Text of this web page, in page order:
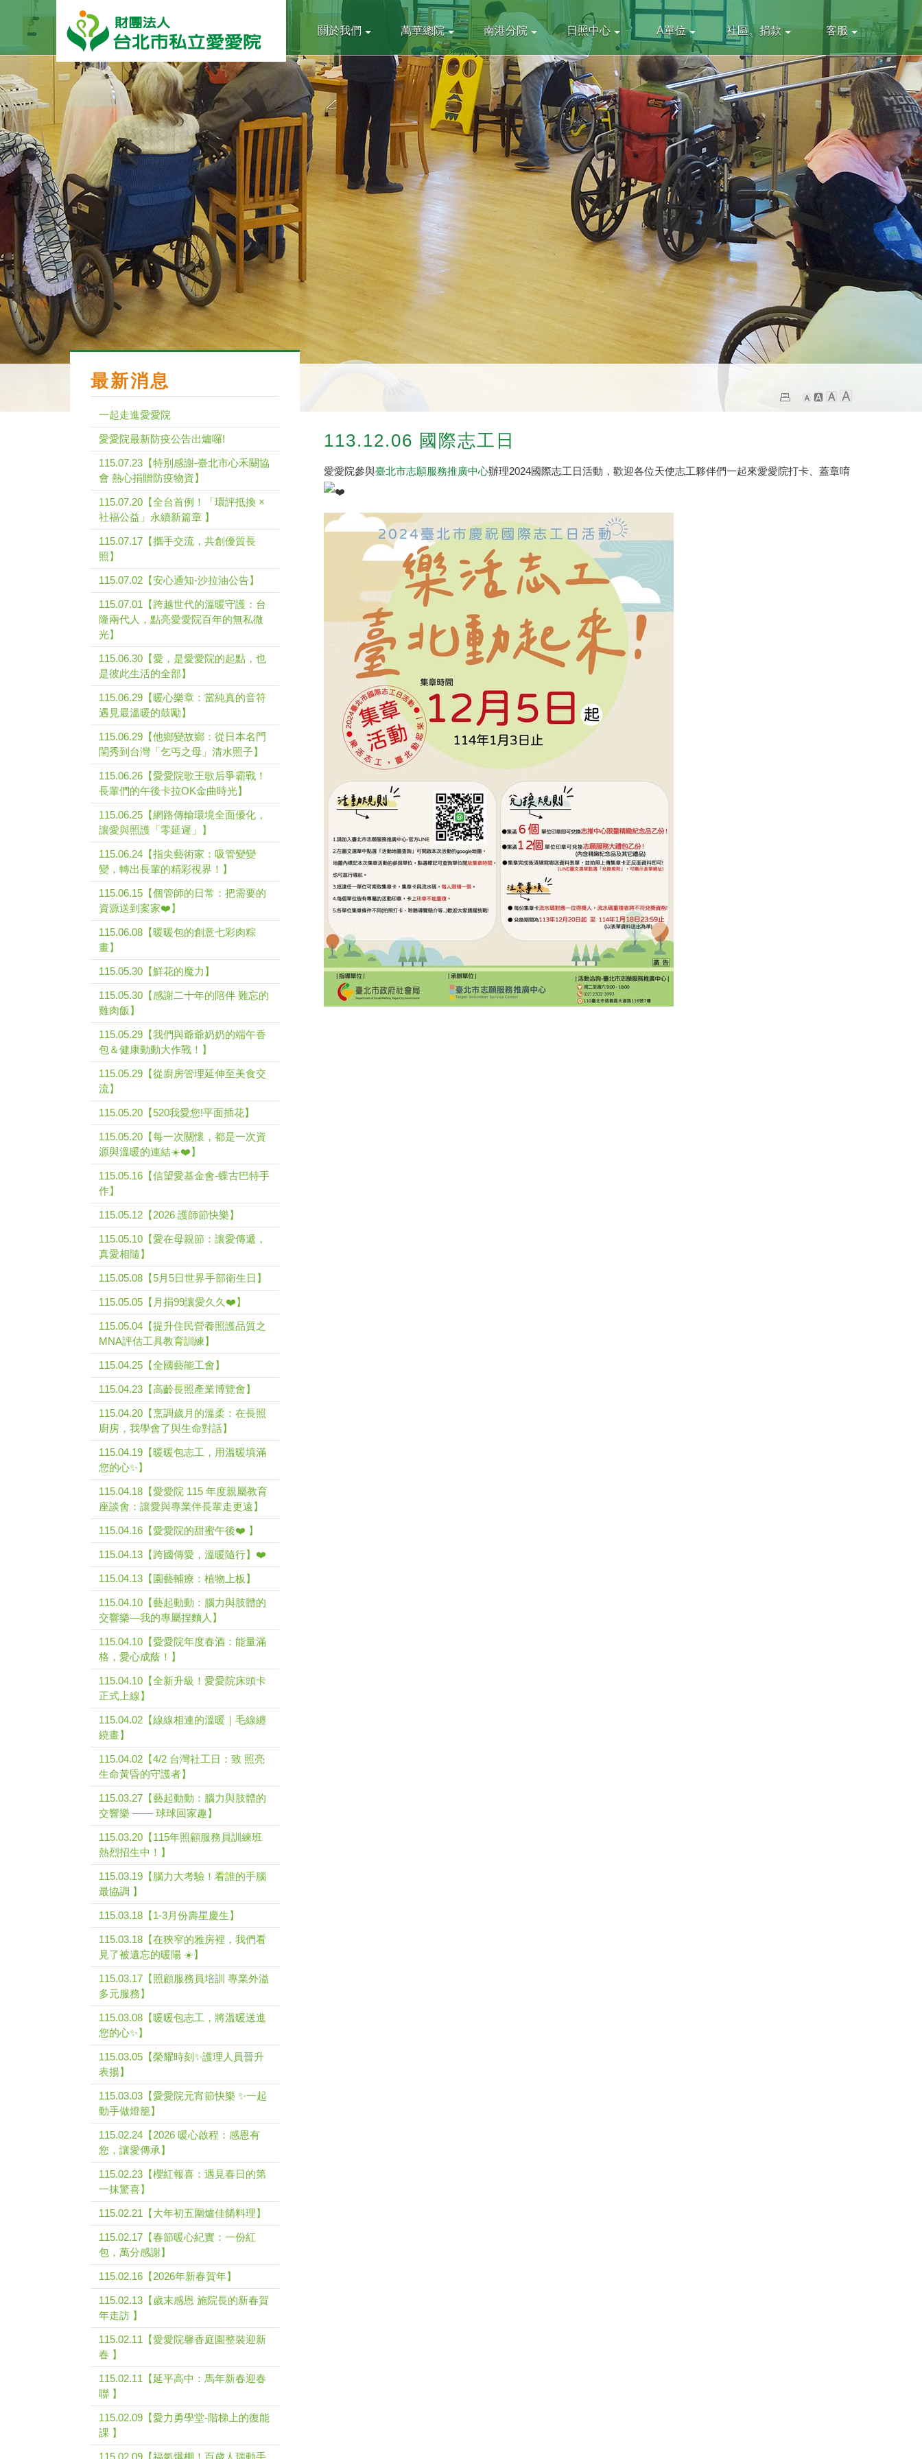
關於我們 萬華總院 南港分院 日照中心 A單位 社區。捐款 客服
113.12.06 國際志工日
愛愛院參與臺北市志願服務推廣中心辦理2024國際志工日活動，歡迎各位天使志工夥伴們一起來愛愛院打卡、蓋章唷
最新消息
一起走進愛愛院
愛愛院最新防疫公告出爐囉!
115.07.23【特別感謝-臺北市心禾關協
會 熱心捐贈防疫物資】
115.07.20【全台首例！「環評抵換 ×
社福公益」永續新篇章 】
115.07.17【攜手交流，共創優質長
照】
115.07.02【安心通知-沙拉油公告】
115.07.01【跨越世代的溫暖守護：台
隆兩代人，點亮愛愛院百年的無私微
光】
115.06.30【愛，是愛愛院的起點，也
是彼此生活的全部】
115.06.29【暖心樂章：當純真的音符
遇見最溫暖的鼓勵】
115.06.29【他鄉變故鄉：從日本名門
閨秀到台灣「乞丐之母」清水照子】
115.06.26【愛愛院歌王歌后爭霸戰！
長輩們的午後卡拉OK金曲時光】
115.06.25【網路傳輸環境全面優化，
讓愛與照護「零延遲」】
115.06.24【指尖藝術家：吸管變變
變，轉出長輩的精彩視界！】
115.06.15【個管師的日常：把需要的
資源送到案家❤️】
115.06.08【暖暖包的創意七彩肉粽
畫】
115.05.30【鮮花的魔力】
115.05.30【感謝二十年的陪伴 難忘的
雞肉飯】
115.05.29【我們與爺爺奶奶的端午香
包＆健康動動大作戰！】
115.05.29【從廚房管理延伸至美食交
流】
115.05.20【520我愛您!平面插花】
115.05.20【每一次關懷，都是一次資
源與溫暖的連結☀️❤️】
115.05.16【信望愛基金會-蝶古巴特手
作】
115.05.12【2026 護師節快樂】
115.05.10【愛在母親節：讓愛傳遞，
真愛相隨】
115.05.08【5月5日世界手部衛生日】
115.05.05【月捐99讓愛久久❤️】
115.05.04【提升住民營養照護品質之
MNA評估工具教育訓練】
115.04.25【全國藝能工會】
115.04.23【高齡長照產業博覽會】
115.04.20【烹調歲月的溫柔：在長照
廚房，我學會了與生命對話】
115.04.19【暖暖包志工，用溫暖填滿
您的心✨】
115.04.18【愛愛院 115 年度親屬教育
座談會：讓愛與專業伴長輩走更遠】
115.04.16【愛愛院的甜蜜午後❤️ 】
115.04.13【跨國傳愛，溫暖隨行】❤️
115.04.13【園藝輔療：植物上板】
115.04.10【藝起動動：腦力與肢體的
交響樂—我的專屬捏麵人】
115.04.10【愛愛院年度春酒：能量滿
格，愛心成蔭！】
115.04.10【全新升級！愛愛院床頭卡
正式上線】
115.04.02【線線相連的溫暖｜毛線纏
繞畫】
115.04.02【4/2 台灣社工日：致 照亮
生命黃昏的守護者】
115.03.27【藝起動動：腦力與肢體的
交響樂 —— 球球回家趣】
115.03.20【115年照顧服務員訓練班
熱烈招生中！】
115.03.19【腦力大考驗！看誰的手腦
最協調 】
115.03.18【1-3月份壽星慶生】
115.03.18【在狹窄的雅房裡，我們看
見了被遺忘的暖陽 ☀️】
115.03.17【照顧服務員培訓 專業外溢
多元服務】
115.03.08【暖暖包志工，將溫暖送進
您的心✨】
115.03.05【榮耀時刻✨護理人員晉升
表揚】
115.03.03【愛愛院元宵節快樂 ✨一起
動手做燈籠】
115.02.24【2026 暖心啟程：感恩有
您，讓愛傳承】
115.02.23【櫻紅報喜：遇見春日的第
一抹驚喜】
115.02.21【大年初五圍爐佳餚料理】
115.02.17【春節暖心紀實：一份紅
包，萬分感謝】
115.02.16【2026年新春賀年】
115.02.13【歲末感恩 施院長的新春賀
年走訪 】
115.02.11【愛愛院馨香庭園整裝迎新
春 】
115.02.11【延平高中：馬年新春迎春
聯 】
115.02.09【愛力勇學堂-階梯上的復能
課 】
115.02.09【福氣爆棚！百歲人瑞動手